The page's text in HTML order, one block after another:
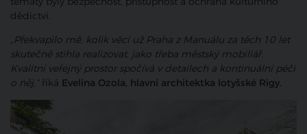
dědictví.
„Překvapilo mě, kolik věcí už Praha z Manuálu za těch 10 let
skutečně stihla realizovat, jako třeba městský mobiliář.
Kvalitní veřejný prostor spočívá v detailech a kontinuální péči
o něj,“ říká Evelina Ozola, hlavní architektka lotyšské Rigy.